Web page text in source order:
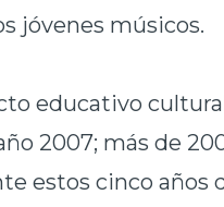
jóvenes músicos.
educativo
2007; más de
estos cinco